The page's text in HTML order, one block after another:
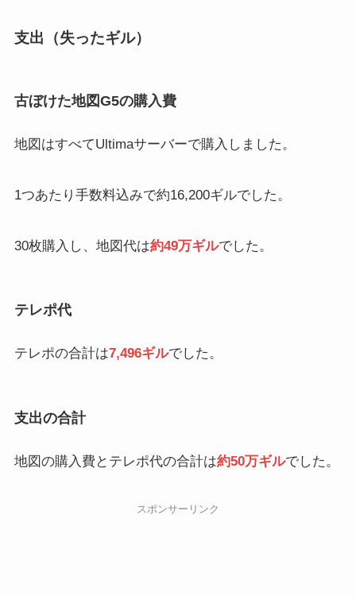
支出（失ったギル）
古ぼけた地図G5の購入費
地図はすべてUltimaサーバーで購入しました。
1つあたり手数料込みで約16,200ギルでした。
30枚購入し、地図代は約49万ギルでした。
テレポ代
テレポの合計は7,496ギルでした。
支出の合計
地図の購入費とテレポ代の合計は約50万ギルでした。
スポンサーリンク